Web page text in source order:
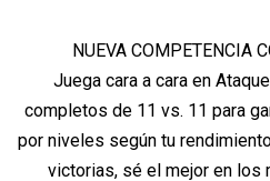
NUEVA COMPETENCIA
Juega cara a cara en
completos de 11 vs. 11 para
por niveles según tu
victorias, sé el mejor en los